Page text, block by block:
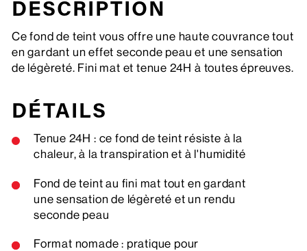
DESCRIPTION
Ce fond de teint vous offre une haute couvrance tout
en gardant un effet seconde peau et une sensation
de légèreté. Fini mat et tenue 24H à toutes épreuves.
DÉTAILS
Tenue 24H : ce fond de teint résiste à la
chaleur, à la transpiration et à l'humidité
Fond de teint au fini mat tout en gardant
une sensation de légèreté et un rendu
seconde peau
Format nomade : pratique pour